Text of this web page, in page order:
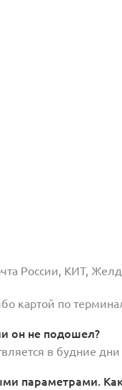
России, КИТ,
картой по
он не подошел?
в будние
параметрами.